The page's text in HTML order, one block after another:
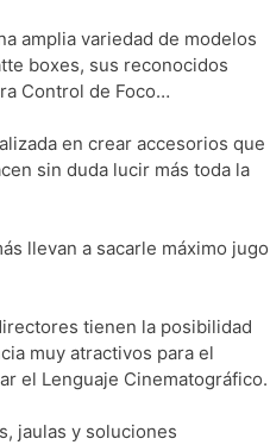
amplia variedad de modelos
boxes, sus reconocidos
Control de Foco…
en crear accesorios que
sin duda lucir más toda la
llevan a sacarle máximo jugo
tienen la posibilidad
muy atractivos para el
el Lenguaje Cinematográfico.
jaulas y soluciones